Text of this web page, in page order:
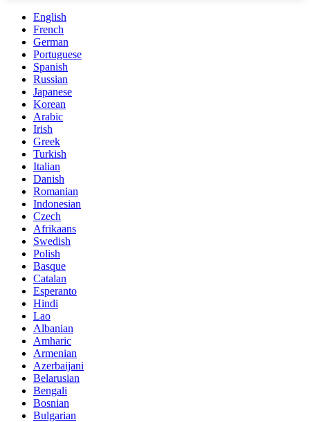
English
French
German
Portuguese
Spanish
Russian
Japanese
Korean
Arabic
Irish
Greek
Turkish
Italian
Danish
Romanian
Indonesian
Czech
Afrikaans
Swedish
Polish
Basque
Catalan
Esperanto
Hindi
Lao
Albanian
Amharic
Armenian
Azerbaijani
Belarusian
Bengali
Bosnian
Bulgarian